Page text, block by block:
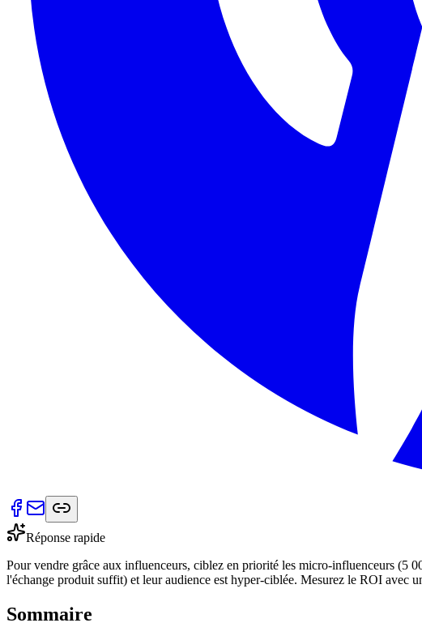
Réponse rapide
Pour vendre grâce aux influenceurs, ciblez en priorité les micro-influenceurs (5
l'échange produit suffit) et leur audience est hyper-ciblée. Mesurez le ROI avec
Sommaire